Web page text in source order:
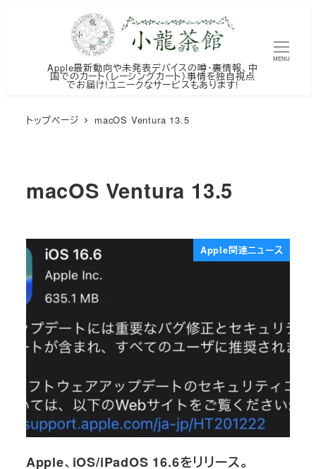
Apple最新動向や未発表デバイスの噂・裏情報、中
国でのカート（レーシングカート）事情を独自視点
でお届け!ユニークなサービスもあります!
MENU
トップページ macOS Ventura 13.5
macOS Ventura 13.5
Apple関連ニュース
Apple、iOS/iPadOS 16.6をリリース。